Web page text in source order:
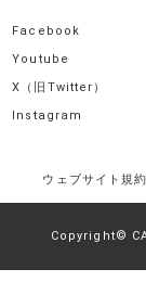
Facebook
Youtube
X（旧Twitter）
Instagram
ウェブサイト規約
Copyright©